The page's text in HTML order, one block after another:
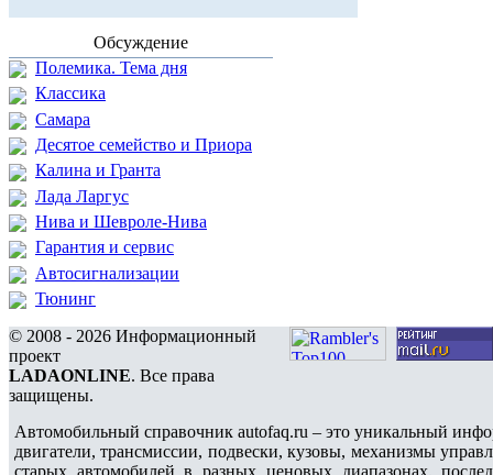
Обсуждение
Полемика. Тема дня
Классика
Самара
Десятое семейство и Приора
Калина и Гранта
Лада Ларгус
Нива и Шевроле-Нива
Гарантия и сервис
Автосигнализации
Тюнинг
© 2008 - 2026 Информационный
проект
LADAONLINE. Все права
защищены.
Автомобильный справочник autofaq.ru – это уникальный
двигатели, трансмиссии, подвески, кузовы, механизмы
старых автомобилей в разных ценовых диапазонах,